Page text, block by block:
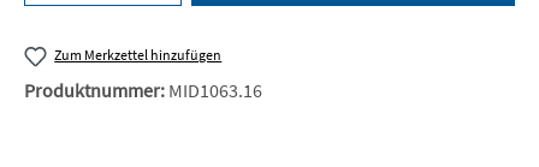
Zum Merkzettel hinzufügen
Produktnummer: MID1063.16